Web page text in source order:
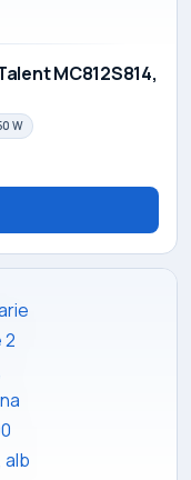
MC812S814,
W